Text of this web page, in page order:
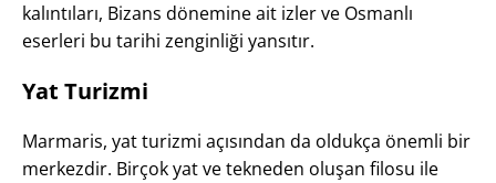
kalıntıları, Bizans dönemine ait izler ve Osmanlı
eserleri bu tarihi zenginliği yansıtır.
Yat Turizmi
Marmaris, yat turizmi açısından da oldukça önemli bir
merkezdir. Birçok yat ve tekneden oluşan filosu ile